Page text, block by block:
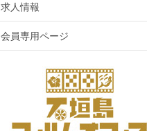
求人情報
会員専用ページ